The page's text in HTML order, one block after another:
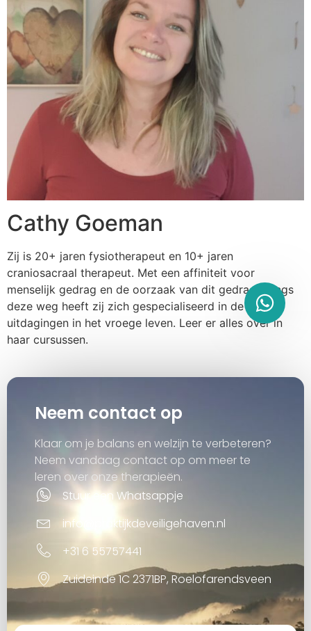
Cathy Goeman
Zij is 20+ jaren fysiotherapeut en 10+ jaren
craniosacraal therapeut. Met een affiniteit voor
menselijk gedrag en de oorzaak van dit gedrag. Langs
deze weg heeft zij zich gespecialiseerd in de
uitdagingen in het vroege leven. Leer er alles over in
haar cursussen.
Neem contact op
Klaar om je balans en welzijn te verbeteren?
Neem vandaag contact op om meer te
leren over onze therapieën.
Stuur een Whatsappje
info@praktijkdeveiligehaven.nl
+31 6 55757441
Zuideinde 1C 2371BP, Roelofarendsveen